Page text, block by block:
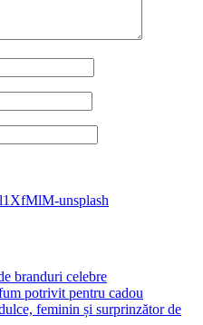
unsplash
branduri celebre
potrivit pentru cadou
feminin și surprinzător de